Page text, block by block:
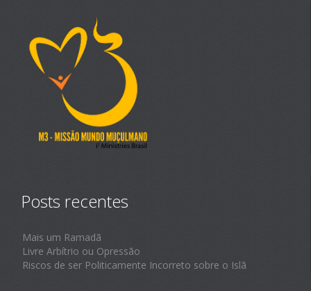
Posts recentes
Mais um Ramadã
Livre Arbítrio ou Opressão
Riscos de ser Politicamente Incorreto sobre o Islã